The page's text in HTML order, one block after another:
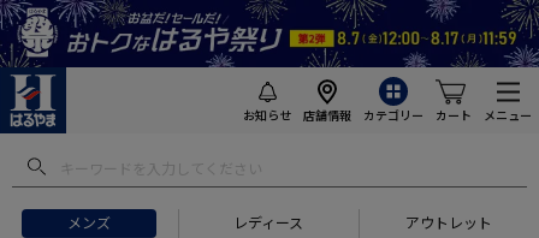
お知らせ 店舗情報 カテゴリー カート メニュー
メンズ レディース アウトレット